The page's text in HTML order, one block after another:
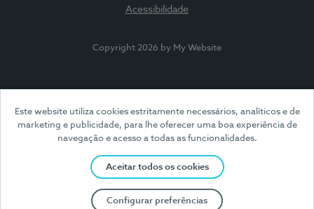
Este website utiliza cookies estritamente necessários, analíticos e de
marketing e publicidade, para lhe oferecer uma boa experiência de
navegação e acesso a todas as funcionalidades.
Aceitar todos os cookies
Configurar preferências
Acessibilidade
Copyright 2026 by My Website